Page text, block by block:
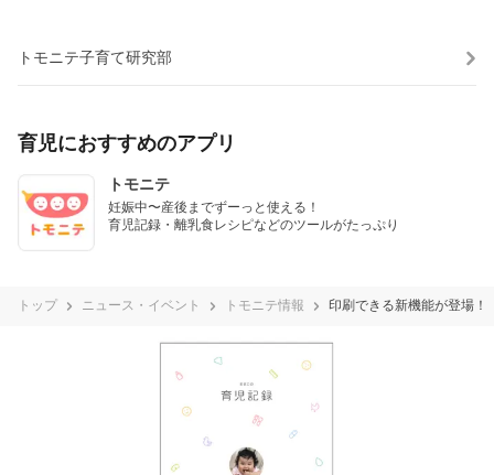
トモニテ子育て研究部
育児におすすめのアプリ
トモニテ
妊娠中〜産後までずーっと使える！
育児記録・離乳食レシピなどのツールがたっぷり
トップ ニュース・イベント トモニテ情報 印刷できる新機能が登場